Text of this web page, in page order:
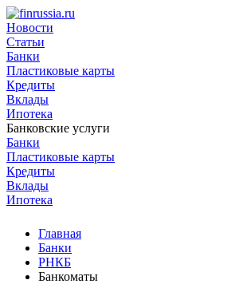
Новости
Статьи
Банки
Пластиковые карты
Кредиты
Вклады
Ипотека
Банковские услуги
Банки
Пластиковые карты
Кредиты
Вклады
Ипотека
Главная
Банки
РНКБ
Банкоматы